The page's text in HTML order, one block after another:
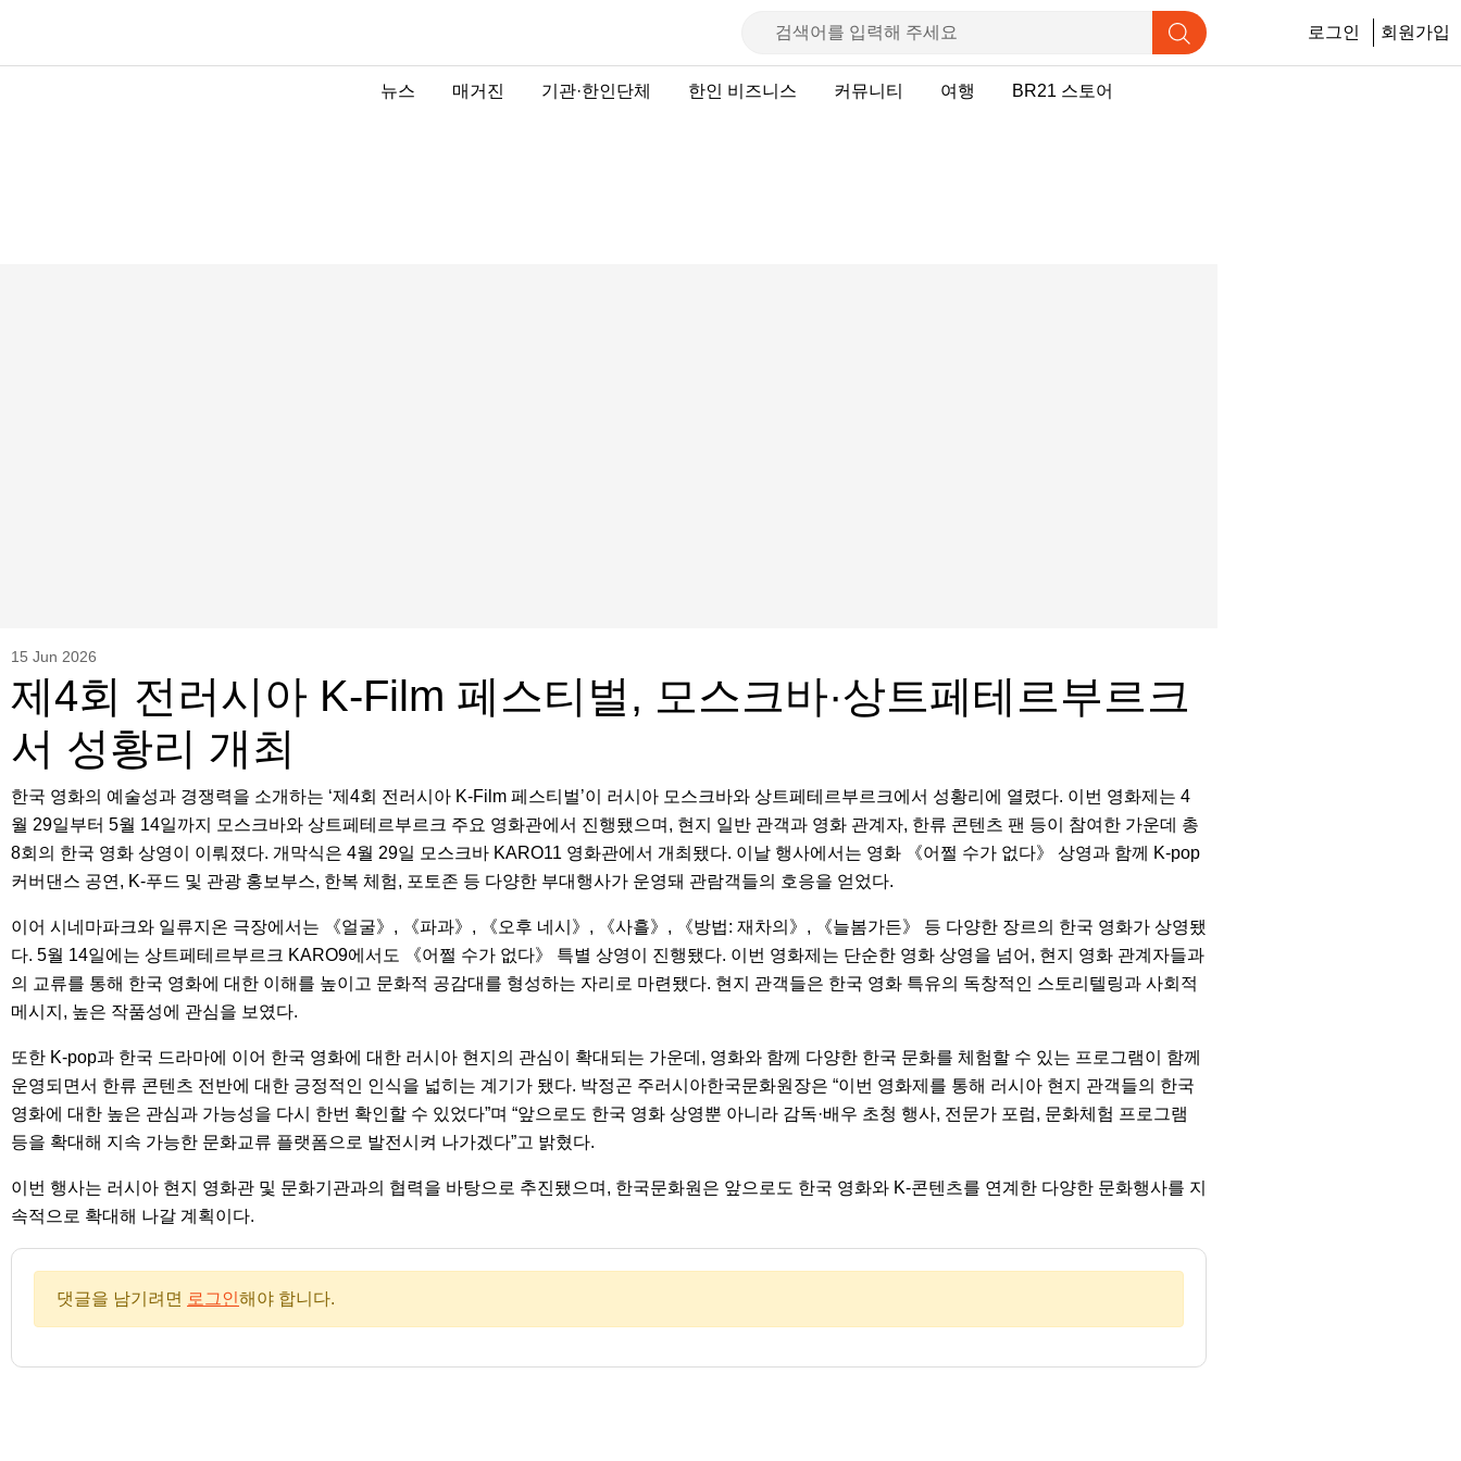
로그인 회원가입
뉴스 매거진 기관·한인단체 한인 비즈니스 커뮤니티 여행 BR21 스토어
15 Jun 2026
제4회 전러시아 K-Film 페스티벌, 모스크바·상트페테르부르크
서 성황리 개최
한국 영화의 예술성과 경쟁력을 소개하는 ‘제4회 전러시아 K-Film 페스티벌’이 러시아 모스크바와 상트페테르부르크에서 성황리에 열렸다. 이번 영화제는 4
월 29일부터 5월 14일까지 모스크바와 상트페테르부르크 주요 영화관에서 진행됐으며, 현지 일반 관객과 영화 관계자, 한류 콘텐츠 팬 등이 참여한 가운데 총
8회의 한국 영화 상영이 이뤄졌다. 개막식은 4월 29일 모스크바 KARO11 영화관에서 개최됐다. 이날 행사에서는 영화 《어쩔 수가 없다》 상영과 함께 K-pop
커버댄스 공연, K-푸드 및 관광 홍보부스, 한복 체험, 포토존 등 다양한 부대행사가 운영돼 관람객들의 호응을 얻었다.
이어 시네마파크와 일류지온 극장에서는 《얼굴》, 《파과》, 《오후 네시》, 《사흘》, 《방법: 재차의》, 《늘봄가든》 등 다양한 장르의 한국 영화가 상영됐
다. 5월 14일에는 상트페테르부르크 KARO9에서도 《어쩔 수가 없다》 특별 상영이 진행됐다. 이번 영화제는 단순한 영화 상영을 넘어, 현지 영화 관계자들과
의 교류를 통해 한국 영화에 대한 이해를 높이고 문화적 공감대를 형성하는 자리로 마련됐다. 현지 관객들은 한국 영화 특유의 독창적인 스토리텔링과 사회적
메시지, 높은 작품성에 관심을 보였다.
또한 K-pop과 한국 드라마에 이어 한국 영화에 대한 러시아 현지의 관심이 확대되는 가운데, 영화와 함께 다양한 한국 문화를 체험할 수 있는 프로그램이 함께
운영되면서 한류 콘텐츠 전반에 대한 긍정적인 인식을 넓히는 계기가 됐다. 박정곤 주러시아한국문화원장은 “이번 영화제를 통해 러시아 현지 관객들의 한국
영화에 대한 높은 관심과 가능성을 다시 한번 확인할 수 있었다”며 “앞으로도 한국 영화 상영뿐 아니라 감독·배우 초청 행사, 전문가 포럼, 문화체험 프로그램
등을 확대해 지속 가능한 문화교류 플랫폼으로 발전시켜 나가겠다”고 밝혔다.
이번 행사는 러시아 현지 영화관 및 문화기관과의 협력을 바탕으로 추진됐으며, 한국문화원은 앞으로도 한국 영화와 K-콘텐츠를 연계한 다양한 문화행사를 지
속적으로 확대해 나갈 계획이다.
댓글을 남기려면 로그인 해야 합니다.